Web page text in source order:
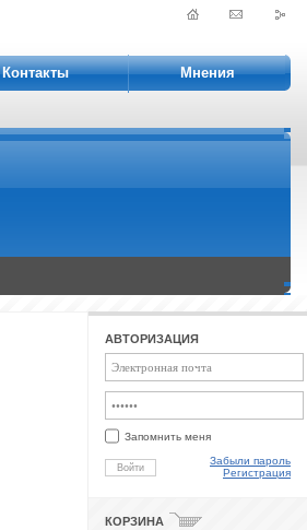
Контакты Мнения
АВТОРИЗАЦИЯ
Запомнить меня
Войти
Забыли пароль
Регистрация
КОРЗИНА